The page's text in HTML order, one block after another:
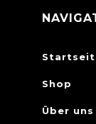
Shop
Über uns